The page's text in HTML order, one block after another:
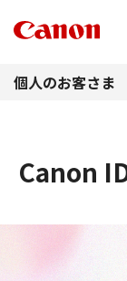
個人のお客さま
Canon